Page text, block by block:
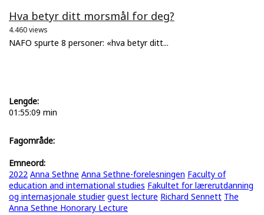
Hva betyr ditt morsmål for deg?
4.460 views
NAFO spurte 8 personer: «hva betyr ditt...
Lengde:
01:55:09 min
Fagområde:
Emneord:
2022 Anna Sethne Anna Sethne-forelesningen Faculty of
education and international studies Fakultet for lærerutdanning
og internasjonale studier guest lecture Richard Sennett The
Anna Sethne Honorary Lecture